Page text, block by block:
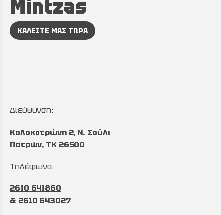
Mintzas
ΚΑΛΕΣΤΕ ΜΑΣ ΤΩΡΑ
Διεύθυνση:
Κολοκοτρώνη 2, Ν. Σούλι
Πατρών, TK 26500
Τηλέφωνο:
2610 641860
& 2610 643027